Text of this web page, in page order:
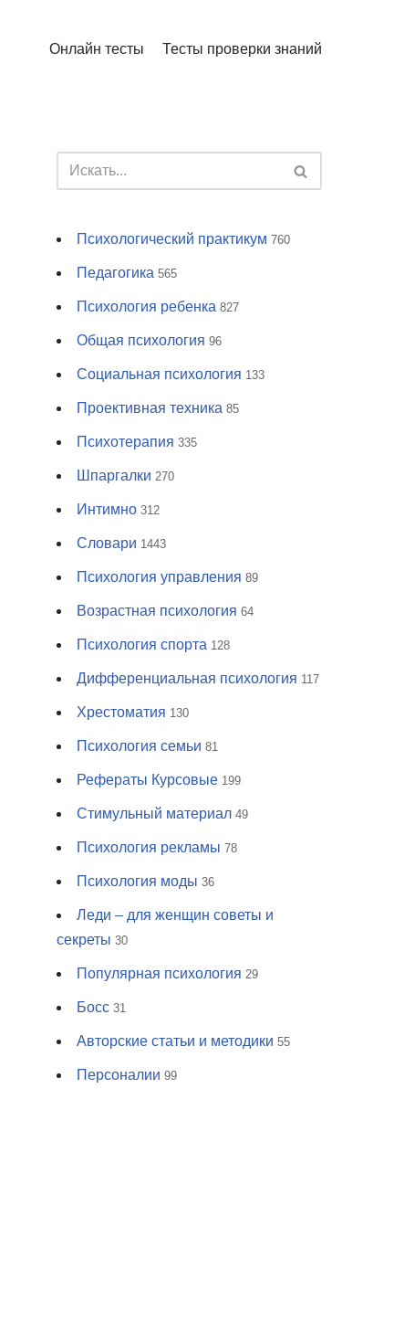
Онлайн тесты Тесты проверки знаний
Психологический практикум 760
Педагогика 565
Психология ребенка 827
Общая психология 96
Социальная психология 133
Проективная техника 85
Психотерапия 335
Шпаргалки 270
Интимно 312
Словари 1443
Психология управления 89
Возрастная психология 64
Психология спорта 128
Дифференциальная психология 117
Хрестоматия 130
Психология семьи 81
Рефераты Курсовые 199
Стимульный материал 49
Психология рекламы 78
Психология моды 36
Леди – для женщин советы и
секреты 30
Популярная психология 29
Босс 31
Авторские статьи и методики 55
Персоналии 99